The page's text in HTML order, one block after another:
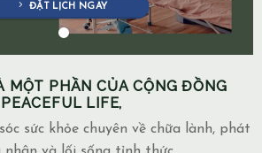
ĐẶT LỊCH NGAY
MỘT PHẦN CỦA CỘNG ĐỒNG
PEACEFUL LIFE,
sức khỏe chuyên về chữa lành, phát